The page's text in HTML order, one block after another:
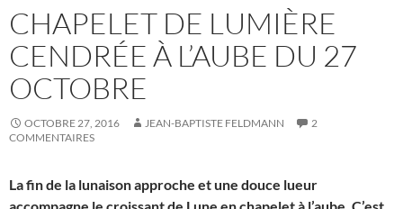
CHAPELET DE LUMIÈRE
CENDRÉE À L’AUBE DU 27
OCTOBRE
OCTOBRE 27, 2016 JEAN-BAPTISTE FELDMANN
2
COMMENTAIRES
La fin de la lunaison approche et une douce lueur